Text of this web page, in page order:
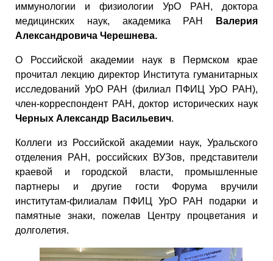
иммунологии и физиологии УрО РАН, доктора
медицинских наук, академика РАН
Валерия
Александровича Черешнева.
О Российской академии наук в Пермском крае
прочитал лекцию директор Института гуманитарных
исследований УрО РАН (филиал ПФИЦ УрО РАН),
член-корреспондент РАН, доктор исторических наук
Черных Александр Васильевич.
Коллеги из Российской академии наук, Уральского
отделения РАН, российских ВУЗов, представители
краевой и городской власти, промышленные
партнеры и другие гости Форума вручили
институтам-филиалам ПФИЦ УрО РАН подарки и
памятные знаки, пожелав Центру процветания и
долголетия.